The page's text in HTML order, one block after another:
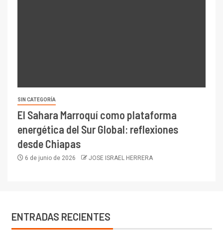
SIN CATEGORÍA
El Sahara Marroquí como plataforma
energética del Sur Global: reflexiones
desde Chiapas
6 de junio de 2026 JOSE ISRAEL HERRERA
ENTRADAS RECIENTES